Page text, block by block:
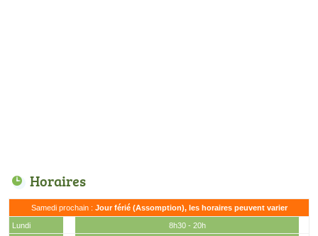
Horaires
Samedi prochain : Jour férié (Assomption), les horaires peuvent varier
Lundi
8h30 - 20h